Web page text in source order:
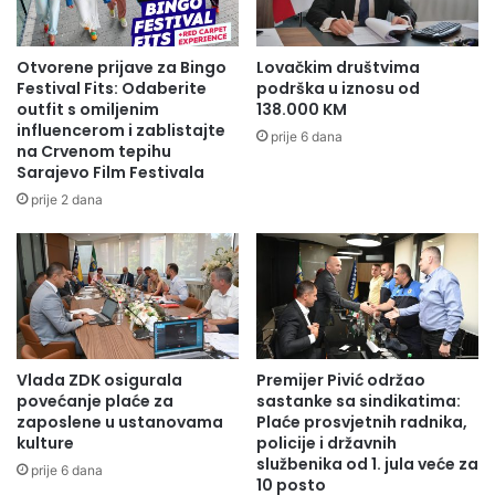
Četiri meča su odložena, jer prioritet imaju zaostale
utakmice Premijer lige BiH, tako da će seu novom
terminu igratimečevi
Tekstilac – Tuzla City
Radnik Hadžići – Borac
Čelik – Zrinjski
Ć
A
L
O
V
O
0
5
1
0
2
0
2
3
.
N
I
K
E
G
R
A
D
S
H
S
P
R
E
M
N
I
K
A
Otvorene prijave za Bingo
Festival Fits: Odaberite
outfit s omiljenim
influencerom i zablistajte
na Crvenom tepihu
Sarajevo Film Festivala
prije 2 dana
Lovačkim društvima
podrška u iznosu od
138.000 KM
prije 6 dana
Vlada ZDK osigurala
povećanje plaće za
zaposlene u ustanovama
kulture
prije 6 dana
Premijer Pivić održao
sastanke sa sindikatima:
Plaće prosvjetnih radnika,
policije i državnih
službenika od 1. jula veće za
10 posto